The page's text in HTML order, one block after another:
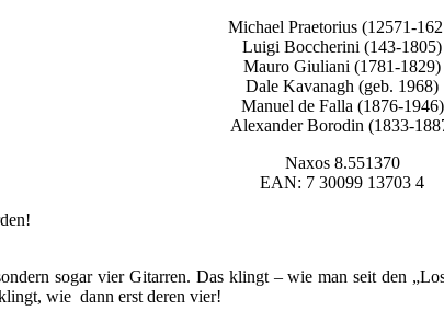
Michael Praetorius (12571-
Luigi Boccherini (143-1805)
Mauro Giuliani (1781-1829)
Dale Kavanagh (geb. 1968)
Manuel de Falla (1876-1946)
Alexander Borodin (1833-
Naxos 8.551370
EAN: 7 30099 13703 4
sogar vier Gitarren. Das klingt – wie man seit den
wie dann erst deren vier!